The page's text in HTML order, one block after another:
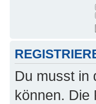
Du musst in
können. Die